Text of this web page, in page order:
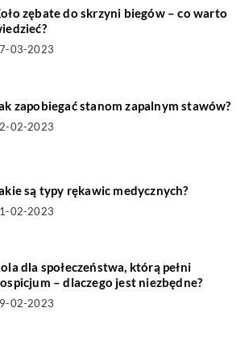
zębate do skrzyni biegów – co warto
03-2023
zapobiegać stanom zapalnym stawów?
02-2023
są typy rękawic medycznych?
02-2023
dla społeczeństwa, którą pełni
– dlaczego jest niezbędne?
02-2023